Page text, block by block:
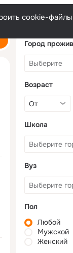
cookie-
Город
Возраст
Школа
Вуз
Пол
Любой
Мужской
Женский